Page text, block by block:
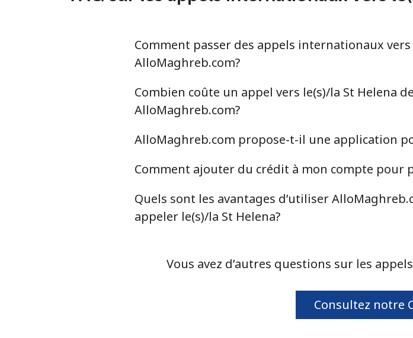
Senegal
Mobile
Serbia
Ligne fixe ⁦24.5¢⁩
Mobile ⁦55.5¢⁩
Ligne fixe ⁦89.5¢⁩
Comment passer des appels internationaux vers
AlloMaghreb.com?
Combien coûte un appel vers le(s)/la St Helena
AlloMaghreb.com?
AlloMaghreb.com propose-t-il une application
Comment ajouter du crédit à mon compte pour
Quels sont les avantages d’utiliser
appeler le(s)/la St Helena?
Vous avez d’autres questions sur les
Consultez notre